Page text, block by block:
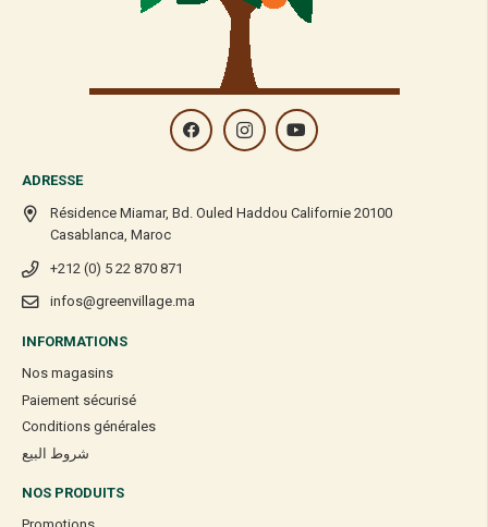
ADRESSE
Résidence Miamar, Bd. Ouled Haddou Californie 20100
Casablanca, Maroc
+212 (0) 5 22 870 871
infos@greenvillage.ma
INFORMATIONS
Nos magasins
Paiement sécurisé
Conditions générales
شروط البيع
NOS PRODUITS